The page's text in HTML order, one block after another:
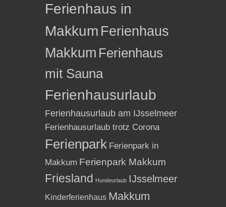
Ferienhaus in
Makkum Ferienhaus
Makkum Ferienhaus
mit Sauna
Ferienhausurlaub
Ferienhausurlaub am IJsselmeer
Ferienhausurlaub trotz Corona
Ferienpark Ferienpark in
Makkum Ferienpark Makkum
Friesland Hundeurlaub IJsselmeer
Kinderferienhaus Makkum